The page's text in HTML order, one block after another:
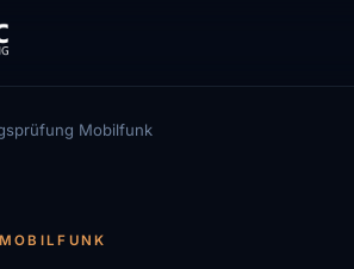
Mobilfunk